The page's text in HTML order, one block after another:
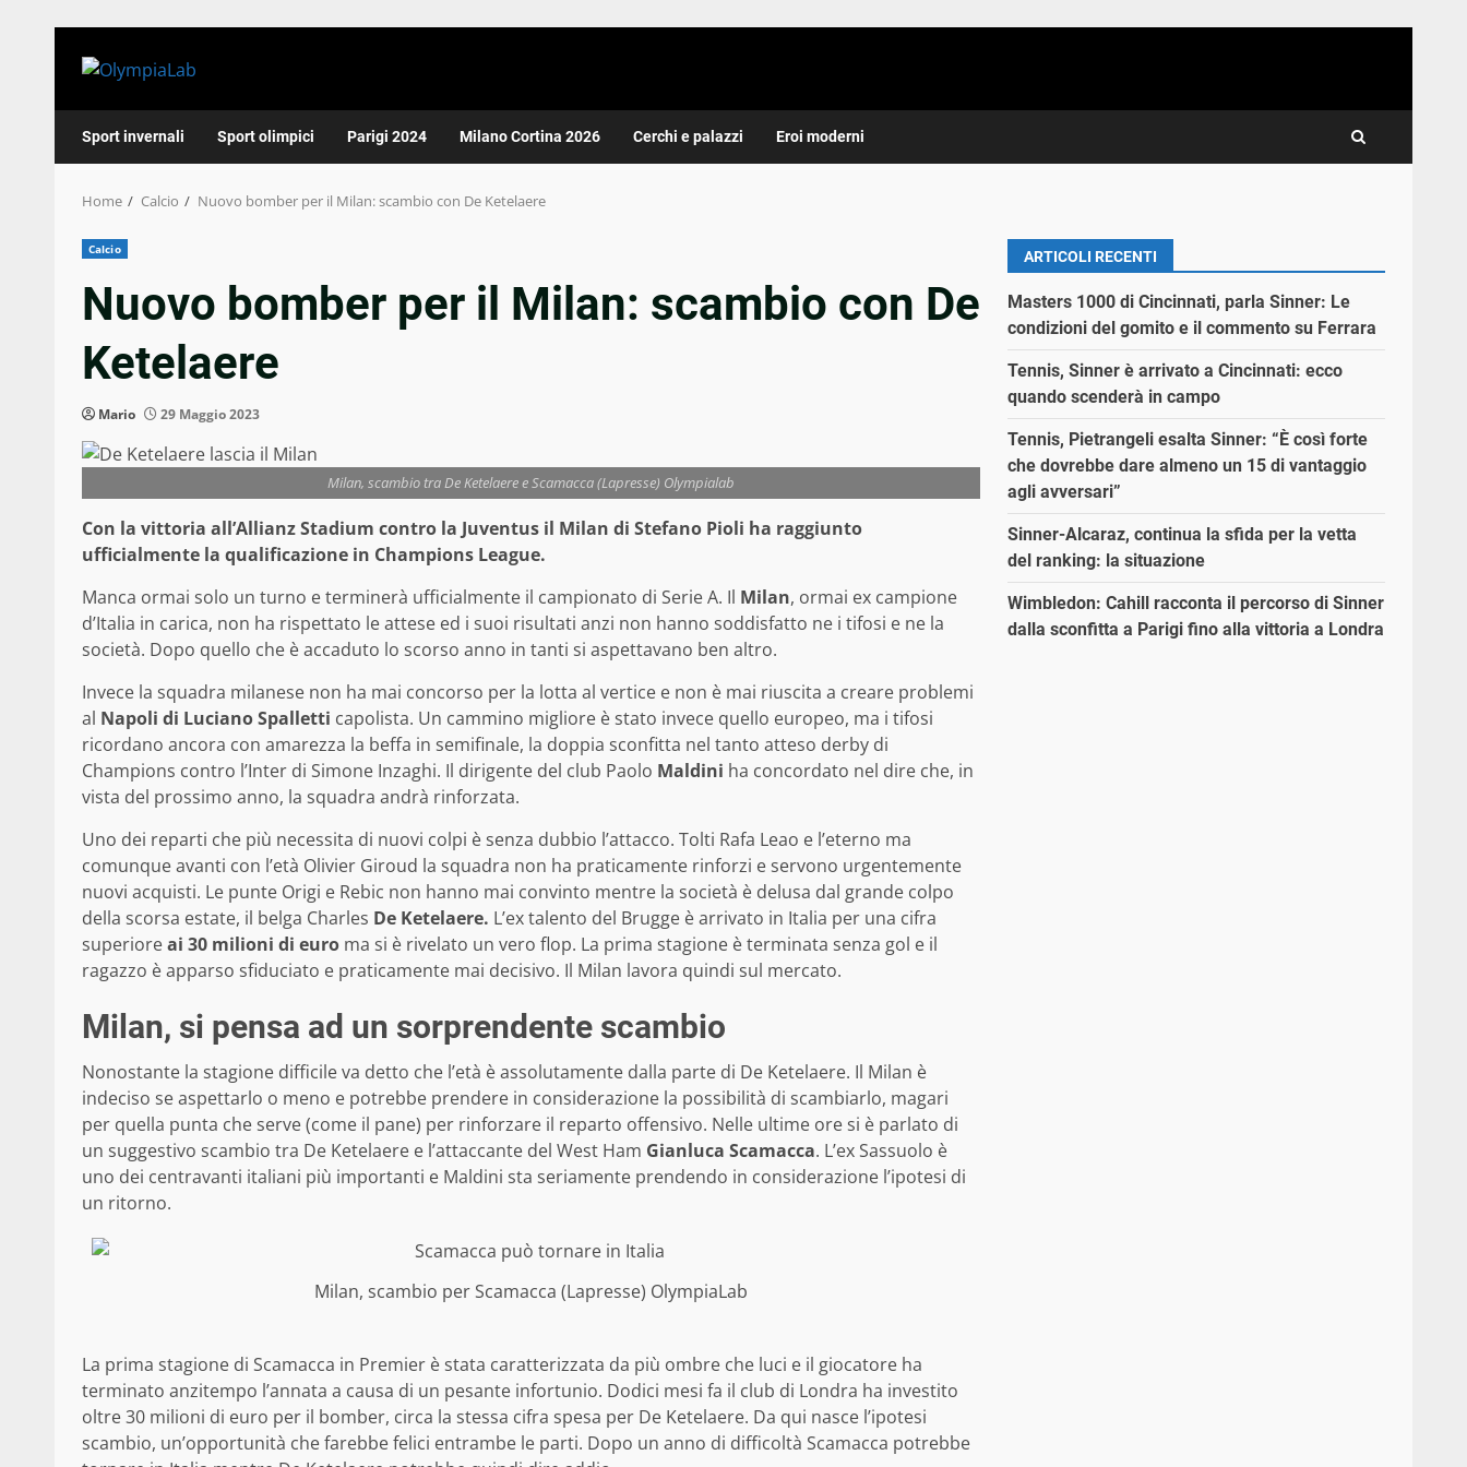
Sport invernali Sport olimpici Parigi 2024 Milano Cortina 2026 Cerchi e palazzi Eroi moderni
Home Calcio Nuovo bomber per il Milan: scambio con De Ketelaere
Calcio
Nuovo bomber per il Milan: scambio con De
Ketelaere
Mario 29 Maggio 2023
Milan, scambio tra De Ketelaere e Scamacca (Lapresse) Olympialab
Con la vittoria all’Allianz Stadium contro la Juventus il Milan di Stefano Pioli ha raggiunto
ufficialmente la qualificazione in Champions League.
Manca ormai solo un turno e terminerà ufficialmente il campionato di Serie A. Il Milan, ormai ex campione
d’Italia in carica, non ha rispettato le attese ed i suoi risultati anzi non hanno soddisfatto ne i tifosi e ne la
società. Dopo quello che è accaduto lo scorso anno in tanti si aspettavano ben altro.
Invece la squadra milanese non ha mai concorso per la lotta al vertice e non è mai riuscita a creare problemi
al Napoli di Luciano Spalletti capolista. Un cammino migliore è stato invece quello europeo, ma i tifosi
ricordano ancora con amarezza la beffa in semifinale, la doppia sconfitta nel tanto atteso derby di
Champions contro l’Inter di Simone Inzaghi. Il dirigente del club Paolo Maldini ha concordato nel dire che, in
vista del prossimo anno, la squadra andrà rinforzata.
Uno dei reparti che più necessita di nuovi colpi è senza dubbio l’attacco. Tolti Rafa Leao e l’eterno ma
comunque avanti con l’età Olivier Giroud la squadra non ha praticamente rinforzi e servono urgentemente
nuovi acquisti. Le punte Origi e Rebic non hanno mai convinto mentre la società è delusa dal grande colpo
della scorsa estate, il belga Charles De Ketelaere. L’ex talento del Brugge è arrivato in Italia per una cifra
superioreai 30 milioni di euro ma si è rivelato un vero flop. La prima stagione è terminata senza gol e il
ragazzo è apparso sfiduciato e praticamente mai decisivo. Il Milan lavora quindi sul mercato.
Milan, si pensa ad un sorprendente scambio
Nonostante la stagione difficile va detto che l’età è assolutamente dalla parte di De Ketelaere. Il Milan è
indeciso se aspettarlo o meno e potrebbe prendere in considerazione la possibilità di scambiarlo, magari
per quella punta che serve (come il pane) per rinforzare il reparto offensivo. Nelle ultime ore si è parlato di
un suggestivo scambio tra De Ketelaere e l’attaccante del West Ham Gianluca Scamacca. L’ex Sassuolo è
uno dei centravanti italiani più importanti e Maldini sta seriamente prendendo in considerazione l’ipotesi di
un ritorno.
Milan, scambio per Scamacca (Lapresse) OlympiaLab
La prima stagione di Scamacca in Premier è stata caratterizzata da più ombre che luci e il giocatore ha
terminato anzitempo l’annata a causa di un pesante infortunio. Dodici mesi fa il club di Londra ha investito
oltre 30 milioni di euro per il bomber, circa la stessa cifra spesa per De Ketelaere. Da qui nasce l’ipotesi
scambio, un’opportunità che farebbe felici entrambe le parti. Dopo un anno di difficoltà Scamacca potrebbe
ARTICOLI RECENTI
Masters 1000 di Cincinnati, parla Sinner: Le
condizioni del gomito e il commento su Ferrara
Tennis, Sinner è arrivato a Cincinnati: ecco
quando scenderà in campo
Tennis, Pietrangeli esalta Sinner: “È così forte
che dovrebbe dare almeno un 15 di vantaggio
agli avversari”
Sinner-Alcaraz, continua la sfida per la vetta
del ranking: la situazione
Wimbledon: Cahill racconta il percorso di Sinner
dalla sconfitta a Parigi fino alla vittoria a Londra